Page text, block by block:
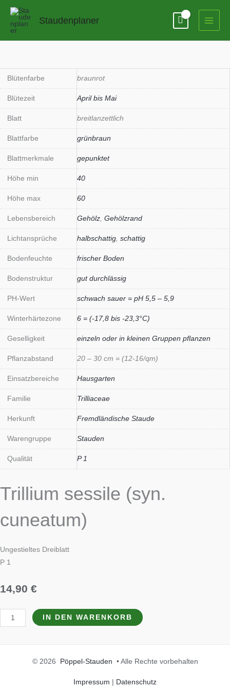
Zum
springen
Staudenplaner
Blütenfarbe braunrot
Blütezeit April bis Mai
Blatt breitlanzettlich
Blattfarbe grünbraun
Blattmerkmale gepunktet
Höhe min 40
Höhe max 60
Lebensbereich Gehölz Gehölzrand
Lichtansprüche halbschattig schattig
Bodenfeuchte frischer Boden
Bodenstruktur gut durchlässig
PH-Wert schwach sauer = pH 5,5 – 5,9
Winterhärtezone 6 = (-17,8 bis -23,3°C)
Geselligkeit einzeln oder in kleinen Gruppen pflanzen
Pflanzabstand 20 – 30 cm = (12-16/qm)
Einsatzbereiche Hausgarten
Familie Trilliaceae
Herkunft Fremdländische Staude
Warengruppe Stauden
Qualität P 1
Trillium sessile (syn.
cuneatum)
Ungestieltes Dreiblatt
P 1
14,90 €
Menge
IN DEN WARENKORB
© 2026 Pöppel-Stauden • Alle Rechte vorbehalten
Impressum | Datenschutz